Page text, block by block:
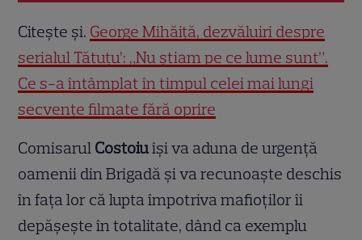
Citește și. George Mihăiță, dezvăluiri despre
serialul Tătuțu’: „Nu știam pe ce lume sunt”.
Ce s-a întâmplat în timpul celei mai lungi
secvențe filmate fără oprire
Comisarul Costoiuîși va aduna de urgență
oamenii din Brigadă și va recunoaște deschis
în fața lor că lupta împotriva mafioților îi
depășește în totalitate, dând ca exemplu